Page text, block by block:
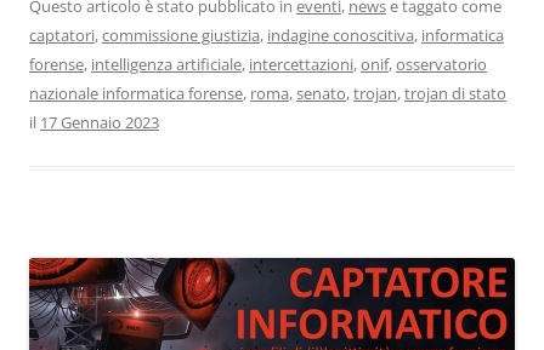
Questo articolo è stato pubblicato in eventi, newse taggato come
captatori,commissione giustizia, indagine conoscitiva, informatica
forense, intelligenza artificiale, intercettazioni,onif,osservatorio
nazionale informatica forense, roma,senato,trojan,trojan di stato
il 17 Gennaio 2023